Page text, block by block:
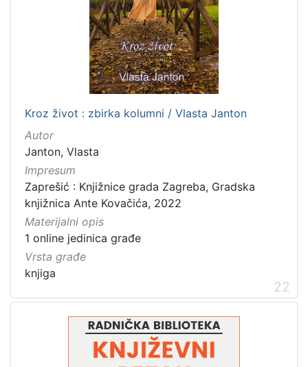
Kroz život : zbirka kolumni / Vlasta Janton
Autor
Janton, Vlasta
Impresum
Zaprešić : Knjižnice grada Zagreba, Gradska
knjižnica Ante Kovačića, 2022
Materijalni opis
1 online jedinica građe
Vrsta građe
knjiga
22